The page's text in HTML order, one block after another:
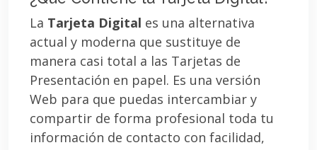
La Tarjeta Digital es una alternativa
actual y moderna que sustituye de
manera casi total a las Tarjetas de
Presentación en papel. Es una versión
Web para que puedas intercambiar y
compartir de forma profesional toda tu
información de contacto con facilidad,